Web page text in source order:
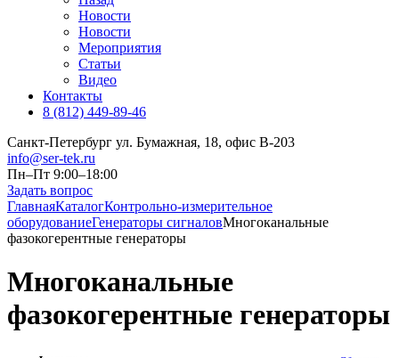
Новости
Новости
Мероприятия
Статьи
Видео
Контакты
8 (812) 449-89-46
Санкт-Петербург ул. Бумажная, 18, офис B-203
info@ser-tek.ru
Пн–Пт 9:00–18:00
Задать вопрос
ГлавнаяКаталогКонтрольно-измерительное
оборудованиеГенераторы сигналовМногоканальные
фазокогерентные генераторы
Многоканальные
фазокогерентные генераторы